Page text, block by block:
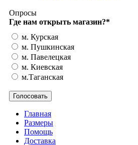
Опросы
Где нам открыть магазин?*
м. Курская
м. Пушкинская
м. Павелецкая
м. Киевская
м.Таганская
Главная
Размеры
Помощь
Доставка